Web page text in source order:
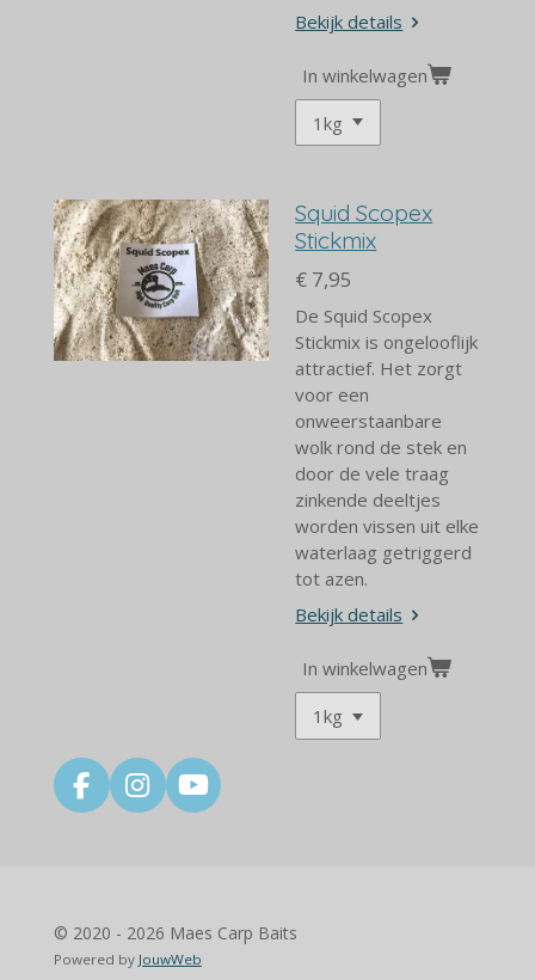
Bekijk details
In winkelwagen
Squid Scopex
Stickmix
€ 7,95
De Squid Scopex
Stickmix is ongelooflijk
attractief. Het zorgt
voor een
onweerstaanbare
wolk rond de stek en
door de vele traag
zinkende deeltjes
worden vissen uit elke
waterlaag getriggerd
tot azen.
Bekijk details
In winkelwagen
F
a
o
o
I
n
g
r
Y
o
b
e
© 2020 - 2026 Maes Carp Baits
Powered by JouwWeb